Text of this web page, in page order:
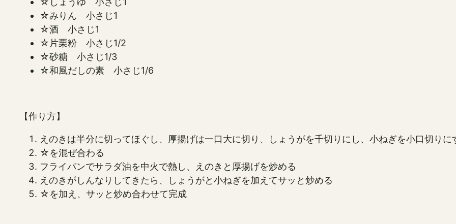
☆みりん 小さじ1
☆酒 小さじ1
☆片栗粉 小さじ1/2
☆砂糖 小さじ1/3
☆和風だしの素 小さじ1/6
【作り方】
えのきは半分に切ってほぐし、厚揚げは一口大に切り、しょうがを千切りにし、小ねぎを小口切りに
☆を混ぜ合わる
フライパンでサラダ油を中火で熱し、えのきと厚揚げを炒める
えのきがしんなりしてきたら、しょうがと小ねぎを加えてサッと炒める
☆を加え、サッと炒め合わせて完成